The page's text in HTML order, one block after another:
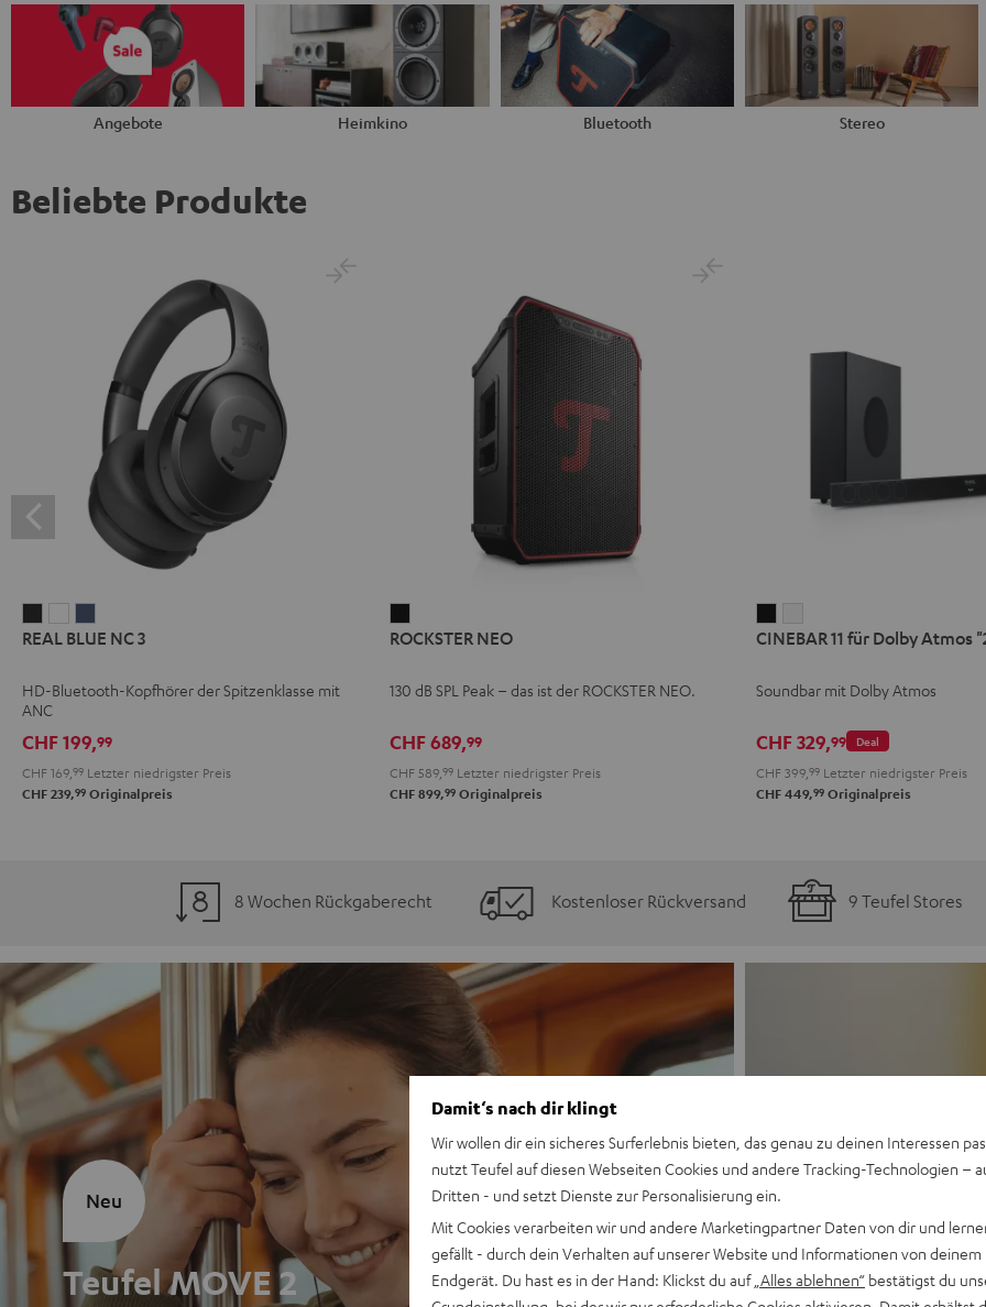
Angebote Heimkino Bluetooth Stereo
Beliebte Produkte
BLUE
3
Night
Black
BLUE
3
White
BLUE
3
Blue
REAL BLUE NC 3
HD-Bluetooth-Kopfhörer der Spitzenklasse mit
ANC
CHF 199,99
CHF 169, 99 Letzter niedrigster Preis
CHF 239,99 Originalpreis
NEO
ROCKSTER NEO
130 dB SPL Peak – das ist der ROCKSTER NEO.
CHF 689,99
CHF 589, 99Letzter niedrigster Preis
CHF 899,99Originalpreis
11
Dolby
"2.1-
Set"
Schwarz
11
Dolby
"2.1-
Set"
Weiß
CINEBAR 11 für Dolby Atmos
Soundbar mit Dolby Atmos
Deal
CHF 329,99
CHF 399, 99 Letzter niedrigster Preis
CHF 449,99 Originalpreis
8 Wochen Rückgaberecht Kostenloser Rückversand 9 Teufel Stores
Teufel MOVE 2
Neu
MOTIV®
Damit‘s nach dir klingt
Wir wollen dir ein sicheres Surferlebnis bieten, das genau zu deinen Interessen
nutzt Teufel auf diesen Webseiten Cookies und andere Tracking-Technologien –
Dritten - und setzt Dienste zur Personalisierung ein.
Mit Cookies verarbeiten wir und andere Marketingpartner Daten von dir und
gefällt - durch dein Verhalten auf unserer Website und Informationen von deinem
Endgerät. Du hast es in der Hand: Klickst du auf „Alles ablehnen“ bestätigst du